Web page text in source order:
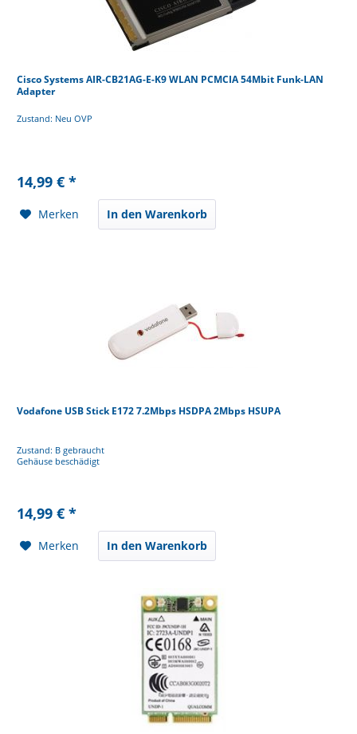
Cisco Systems AIR-CB21AG-E-K9 WLAN PCMCIA 54Mbit Funk-LAN
Adapter
Zustand: Neu OVP
14,99 € *
Merken In den Warenkorb
Vodafone USB Stick E172 7.2Mbps HSDPA 2Mbps HSUPA
Zustand: B gebraucht
Gehäuse beschädigt
14,99 € *
Merken In den Warenkorb